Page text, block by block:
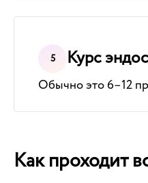
Курс
Обычно это 6–12
Как проходит